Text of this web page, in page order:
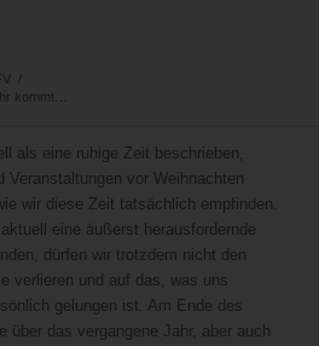
/
kommt…
als eine ruhige Zeit beschrieben,
Veranstaltungen vor Weihnachten
wir diese Zeit tatsächlich empfinden.
eine äußerst herausfordernde
dürfen wir trotzdem nicht den
verlieren und auf das, was uns
gelungen ist. Am Ende des
über das vergangene Jahr, aber auch